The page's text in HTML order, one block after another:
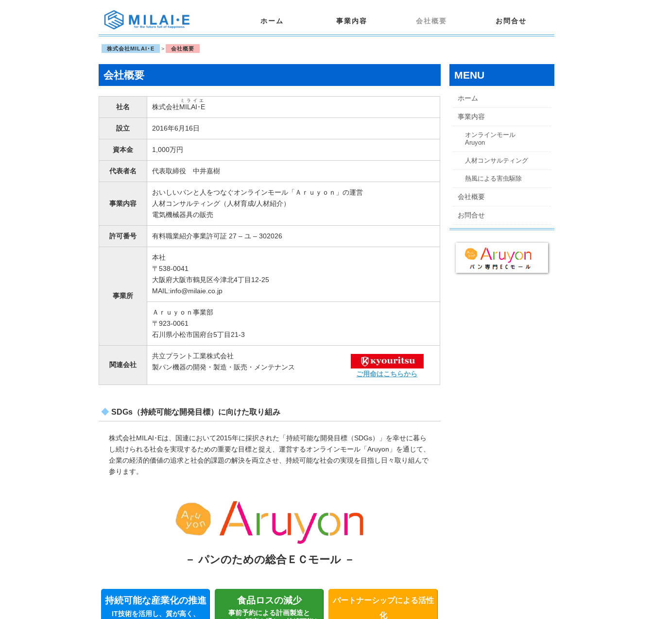
メインメニュー
コ
ン
テ
ン
ツ
へ
ホーム 事業内容 会社概要 お問合せ
株式会社MILAI･E > 会社概要
会社概要
社名 株式会社MILAI･E
ミライエ
設立 2016年6月16日
資本金 1,000万円
代表者名 代表取締役 中井嘉樹
事業内容
おいしいパンと人をつなぐオンラインモール「Ａｒｕｙｏｎ」の運営
人材コンサルティング（人材育成/人材紹介）
電気機械器具の販売
許可番号 有料職業紹介事業許可証 27 – ユ – 302026
事業所
本社
〒538-0041
大阪府大阪市鶴見区今津北4丁目12-25
MAIL:info@milaie.co.jp
Ａｒｕｙｏｎ事業部
〒923-0061
石川県小松市国府台5丁目21-3
関連会社
共立プラント工業株式会社
製パン機器の開発・製造・販売・メンテナンス
ご用命はこちらから
SDGs（持続可能な開発目標）に向けた取り組み
株式会社MILAI･Eは、国連において2015年に採択された「持続可能な開発目標（SDGs）」を幸せに暮ら
し続けられる社会を実現するための重要な目標と捉え、運営するオンラインモール「Aruyon」を通じて、
企業の経済的価値の追求と社会的課題の解決を両立させ、持続可能な社会の実現を目指し日々取り組んで
参ります。
－ パンのための総合ＥＣモール －
持続可能な産業化の推進
IT技術を活用し、質が高く、
食品ロスの減少
事前予約による計画製造と
パートナーシップによる活性
化
MENU
ホーム
事業内容
オンラインモール
Aruyon
人材コンサルティング
熱風による害虫駆除
会社概要
お問合せ